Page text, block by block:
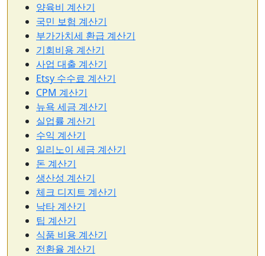
양육비 계산기
국민 보험 계산기
부가가치세 환급 계산기
기회비용 계산기
사업 대출 계산기
Etsy 수수료 계산기
CPM 계산기
뉴욕 세금 계산기
실업률 계산기
수익 계산기
일리노이 세금 계산기
돈 계산기
생산성 계산기
체크 디지트 계산기
낙타 계산기
팁 계산기
식품 비용 계산기
전환율 계산기